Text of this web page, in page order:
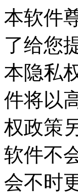
本软件
了给您
本隐私
件将以
权政策
软件不
会不时